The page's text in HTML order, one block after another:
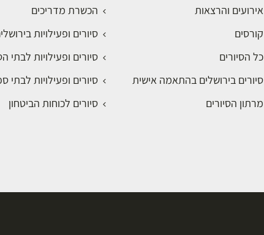
אירועים והרצאות
קורסים
כל הסיורים
סיורים בירושלים בהתאמה אישית
מרתון הסיורים
הכשרת מדריכים
סיורים ופעילויות
סיורים ופעילויות לבתי
סיורים ופעילויות לבתי
סיורים לכוחות הביטחון